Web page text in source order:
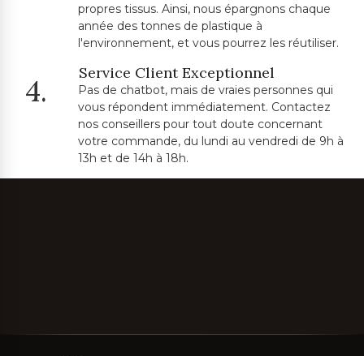
propres tissus. Ainsi, nous épargnons chaque
année des tonnes de plastique à
l'environnement, et vous pourrez les réutiliser.
4.
Service Client Exceptionnel
Pas de chatbot, mais de vraies personnes qui
vous répondent immédiatement. Contactez
nos conseillers pour tout doute concernant
votre commande, du lundi au vendredi de 9h à
13h et de 14h à 18h.